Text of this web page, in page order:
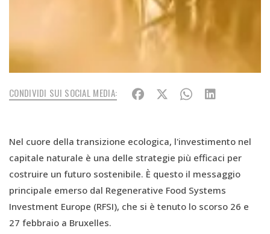
CONDIVIDI SUI SOCIAL MEDIA:
Nel cuore della transizione ecologica, l'investimento nel
capitale naturale è una delle strategie più efficaci per
costruire un futuro sostenibile. È questo il messaggio
principale emerso dal Regenerative Food Systems
Investment Europe (RFSI), che si è tenuto lo scorso 26 e
27 febbraio a Bruxelles.